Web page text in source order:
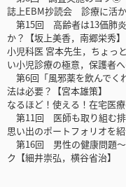
誌上EBM抄読会 診療に活
第15回 高齢者は13価肺炎
か？【坂上美香，南郷栄秀】
小児科医 宮本先生，ちょっ
い小児診療の極意，保護者
第6回「風邪薬を飲んでく
法は必要？【宮本雄策】
なるほど！使える！在宅医
第11回 医師も取り組む排
思い出のポートフォリオを
第16回 男性の健康問題〜
ク【細井崇弘，横谷省治】